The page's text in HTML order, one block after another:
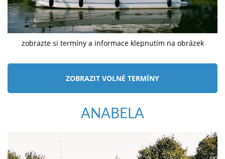
zobrazte si termíny a informace klepnutím na obrázek
ZOBRAZIT VOLNÉ TERMÍNY
ANABELA